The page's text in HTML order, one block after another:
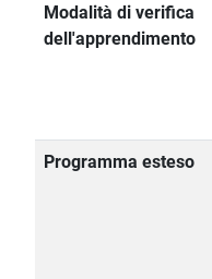
Modalità di verifica
dell'apprendimento
Programma esteso